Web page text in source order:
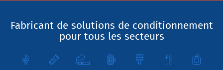
Fabricant de solutions de conditionnement
pour tous les secteurs